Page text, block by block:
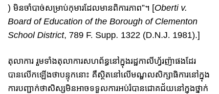
) មិនចាំបាច់​សម្រាប់​​កុមារ​ដែ​ល​មា​នពិការភាព”។ [Oberti v.
Board of Education of the Borough of Clementon
School District, 789 F. Supp. 1322 (D.N.J. 1981).]
តុលាការ រួមទាំងតុលាការសហព័ន្ធនៅក្នុង​រដ្ឋកាលីហ្វ័រញ៉ាផងដែរ​
បានលើកឡើ​ង​ថា​បន្ទុកនោះ ​គឺ​ស្ថិត​នៅ​លើ​មណ្ឌល​​សិក្សា​​ធិការនៅ​ក្នុង
ការ​បញ្ជាក់ថា​សិស្សមិន​អាច​ទទួល​ការអប់រំ​បាន​ជោគជ័យ​នៅក្នុងថ្នាក់​